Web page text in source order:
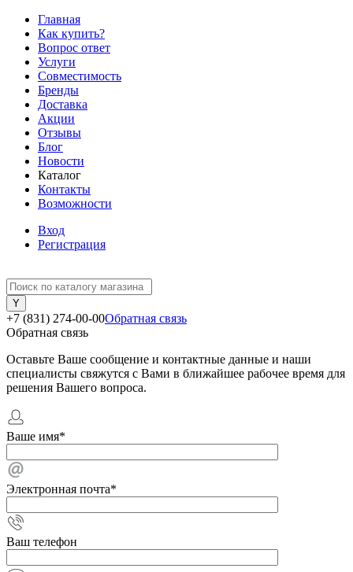
Главная
Как купить?
Вопрос ответ
Услуги
Совместимость
Бренды
Доставка
Акции
Отзывы
Блог
Новости
Каталог
Контакты
Возможности
Вход
Регистрация
+7 (831) 274-00-00Обратная связь
Обратная связь
Оставьте Ваше сообщение и контактные данные и наши
специалисты свяжутся с Вами в ближайшее рабочее время для
решения Вашего вопроса.
Ваше имя*
Электронная почта*
Ваш телефон